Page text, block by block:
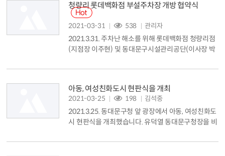
청량리 롯데백화점 부설주차장 개방 협약식
2021-03-31 538 관리자
2021.3.31. 주차난 해소를 위해 롯데백화점 청량리점
(지점장 이주현) 및 동대문구시설관리공단(이사장 박
다. 유덕열 동대문구청장과 이주현 롯데백화점 청량리
역 주민의 주차 편의 증진을 위해 롯데백화점 부설주
차장 개방 협약을 체결했습니다. 협약 내용은 롯데백
화점 청량리점 부설주차장 7층 주차면 30면을 거주자
우선주차제로 운영, 동대문구시설관리공단이 개...
아동, 여성친화도시 현판식을 개최
2021-03-25 198 김석중
2021.3.25. 동대문구청 앞 광장에서 아동, 여성친화도
시 현판식을 개최했습니다. 유덕열 동대문구청장을 비
고 모두가 행복한 아동&middot;여성친화도시로서의